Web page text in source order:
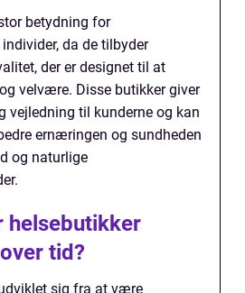
betydning for
da de tilbyder
der er designet til at
velvære. Disse butikker giver
vejledning til kunderne og kan
ernæringen og sundheden
og naturlige
helsebutikker
tid?
sig fra at være